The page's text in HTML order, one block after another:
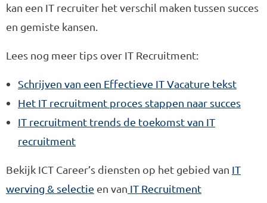
kan een IT recruiter het verschil maken tussen succes
en gemiste kansen.
Lees nog meer tips over IT Recruitment:
Schrijven van een Effectieve IT Vacature tekst
Het IT recruitment proces stappen naar succes
IT recruitment trends de toekomst van IT
recruitment
Bekijk ICT Career’s diensten op het gebied van IT
werving & selectie en van IT Recruitment